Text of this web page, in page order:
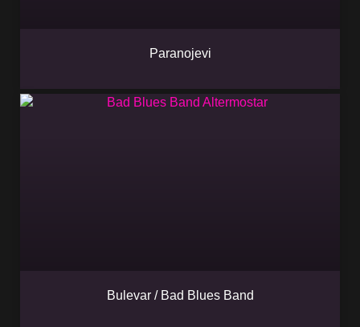
Paranojevi
Bulevar / Bad Blues Band